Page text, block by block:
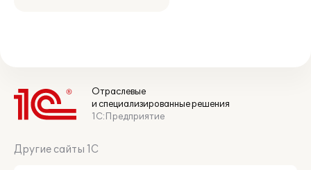
Отраслевые
и специализированные решения
1С:Предприятие
Другие сайты 1С